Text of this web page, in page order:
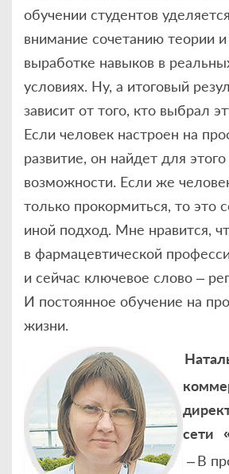
обучении студентов
внимание сочетанию теории и
выработке навыков в
условиях. Ну, а итоговый
зависит от того, кто выбрал
Если человек настроен на
развитие, он найдет для этого
возможности. Если же
только прокормиться, то это
иной подход. Мне нравится,
в фармацевтической
и сейчас ключевое слово –
И постоянное обучение на
жизни.
сети
– В